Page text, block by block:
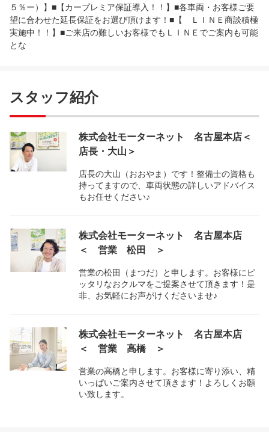
５％ー）】■【カープレミア保証導入！！】■各車両・お客様ご要
望に合わせた延長保証をお選び頂けます！■【 ＬＩＮＥ商談積極
実施中！！】■ご来店の難しいお客様でもＬＩＮＥでご案内も可能
とな
スタッフ紹介
株式会社モーターネット 名古屋本店＜
店長・大山＞
店長の大山（おおやま）です！整備士の資格も
持ってますので、車両状態の詳しいアドバイス
もお任せください♪
株式会社モーターネット 名古屋本店
＜ 営業 松田 ＞
営業の松田（まつだ）と申します。お客様にピ
ッタリなおクルマをご提案させて頂きます！是
非、お気軽にお声がけくださいませ♪
株式会社モーターネット 名古屋本店
＜ 営業 高橋 ＞
営業の高橋と申します。お客様に寄り添い、精
いっぱいご案内させて頂きます！よろしくお願
い致します。